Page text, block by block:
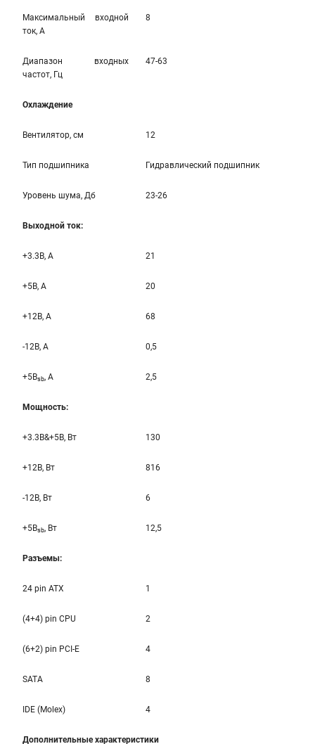
Максимальный входной
ток, А
8
Диапазон входных
частот, Гц
47-63
Охлаждение
Вентилятор, см 12
Тип подшипника Гидравлический подшипник
Уровень шума, Дб 23-26
Выходной ток:
+3.3B, А 21
+5B, А 20
+12B, A 68
-12B, A 0,5
+5Bsb, A 2,5
Мощность:
+3.3B&+5B, Вт 130
+12B, Вт 816
-12B, Вт 6
+5Bsb, Вт 12,5
Разъемы:
24 pin ATX 1
(4+4) pin CPU 2
(6+2) pin PCI-E 4
SATA 8
IDE (Molex) 4
Дополнительные характеристики